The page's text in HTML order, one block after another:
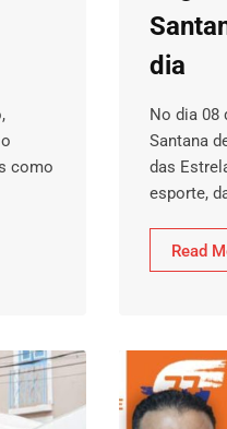
dia
No dia 08
Santana
das
esporte,
Read
como